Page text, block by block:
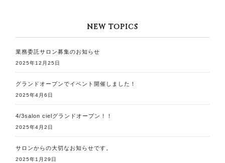
NEW TOPICS
業務委託サロン募集のお知らせ
2025年12月25日
グランドオープンでイベント開催しました！
2025年4月6日
4/3salon cielグランドオープン！！
2025年4月2日
サロンからの大切なお知らせです。
2025年1月29日